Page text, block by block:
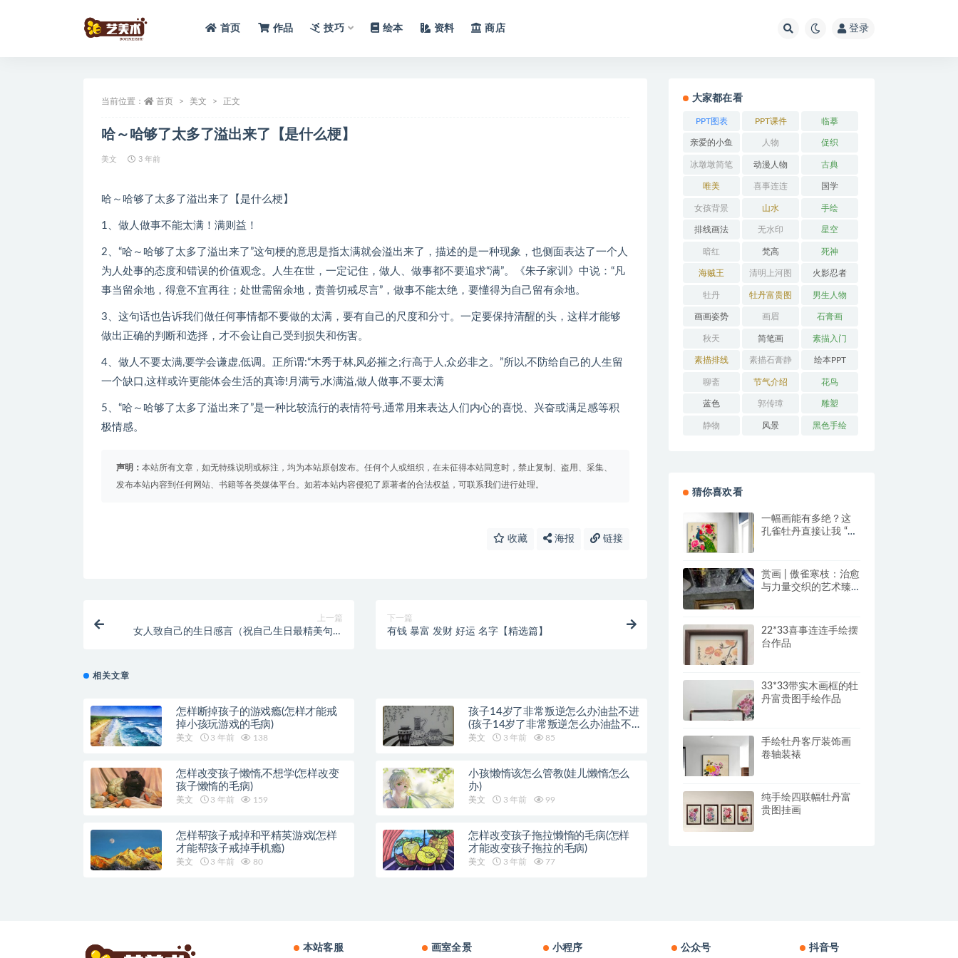
首页 作品 技巧 绘本 资料 商店 登录
当前位置： 首页 美文 正文
哈～哈够了太多了溢出来了【是什么梗】
美文 3 年前
哈～哈够了太多了溢出来了【是什么梗】
1、做人做事不能太满！满则益！
2、“哈～哈够了太多了溢出来了”这句梗的意思是指太满就会溢出来了，描述的是一种现象，也侧面表达了一个人
为人处事的态度和错误的价值观念。人生在世，一定记住，做人、做事都不要追求“满”。《朱子家训》中说：“凡
事当留余地，得意不宜再往；处世需留余地，责善切戒尽言”，做事不能太绝，要懂得为自己留有余地。
3、这句话也告诉我们做任何事情都不要做的太满，要有自己的尺度和分寸。一定要保持清醒的头，这样才能够
做出正确的判断和选择，才不会让自己受到损失和伤害。
4、做人不要太满,要学会谦虚,低调。正所谓:“木秀于林,风必摧之;行高于人,众必非之。”所以,不防给自己的人生留
一个缺口,这样或许更能体会生活的真谛!月满亏,水满溢,做人做事,不要太满
5、“哈～哈够了太多了溢出来了”是一种比较流行的表情符号,通常用来表达人们内心的喜悦、兴奋或满足感等积
极情感。
声明： 本站所有文章，如无特殊说明或标注，均为本站原创发布。任何个人或组织，在未征得本站同意时，禁止复制、盗用、采集、
发布本站内容到任何网站、书籍等各类媒体平台。如若本站内容侵犯了原著者的合法权益，可联系我们进行处理。
收藏 海报 链接
上一篇
女人致自己的生日感言（祝自己生日最精美句子
下一篇
有钱 暴富 发财 好运 名字【精选篇】
相关文章
怎样断掉孩子的游戏瘾(怎样才能戒
掉小孩玩游戏的毛病)
美文 3 年前 138
孩子14岁了非常叛逆怎么办油盐不进
(孩子14岁了非常叛逆怎么办油盐不
近)
美文 3 年前 85
怎样改变孩子懒惰,不想学(怎样改变
孩子懒惰的毛病)
美文 3 年前 159
小孩懒惰该怎么管教(娃儿懒惰怎么
办)
美文 3 年前 99
怎样帮孩子戒掉和平精英游戏(怎样
才能帮孩子戒掉手机瘾)
美文 3 年前 80
怎样改变孩子拖拉懒惰的毛病(怎样
才能改变孩子拖拉的毛病)
美文 3 年前 77
大家都在看
PPT图表 PPT课件 临摹
亲爱的小鱼 人物 促织
冰墩墩简笔
画
动漫人物 古典
唯美 喜事连连 国学
女孩背景 山水 手绘
排线画法 无水印 星空
暗红 梵高 死神
海贼王 清明上河图 火影忍者
牡丹 牡丹富贵图 男生人物
画画姿势 画眉 石膏画
秋天 简笔画 素描入门
素描排线 素描石膏静
物
绘本PPT
聊斋 节气介绍 花鸟
蓝色 郭传璋 雕塑
静物 风景 黑色手绘
猜你喜欢看
一幅画能有多绝？这
孔雀牡丹直接让我 “哇
赏画 | 傲雀寒枝：治愈
与力量交织的艺术臻
22*33喜事连连手绘摆
台作品
33*33带实木画框的牡
丹富贵图手绘作品
手绘牡丹客厅装饰画
卷轴装裱
纯手绘四联幅牡丹富
贵图挂画
本站客服 画室全景 小程序 公众号 抖音号